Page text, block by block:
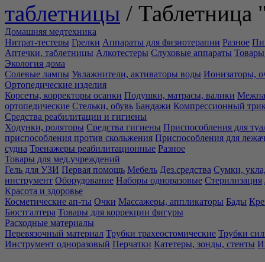
таблетницы /
Домашняя медтехника
Нитрат-тестеры Грелки Аппараты для физиотерапии Разное
Аптечки, таблетницы Алкотестеры Слуховые аппараты Товары
Экология дома
Солевые лампы Увлажнители, активаторы воды Ионизаторы,
Ортопедические изделия
Корсеты, корректоры осанки Подушки, матрасы, валики
ортопедические Стельки, обувь Бандажи Компрессионный
Средства реабилитации и гигиены
Ходунки, роляторы Средства гигиены Приспособления для
приспособления против скольжения Приспособления для
судна Тренажеры реабилитационные Разное
Товары для мед.учреждений
Гель для УЗИ Первая помощь Мебель Дез.средства Сумки,
инструмент Оборудование Наборы одноразовые Стерилизация
Красота и здоровье
Косметические ап-ты Очки Массажеры, аппликаторы Бады
Бюстгалтера Товары для коррекции фигуры
Расходные материалы
Перевязочный материал Трубки трахеостомические Трубки
Инструмент одноразовый Перчатки Катетеры, зонды, стенты